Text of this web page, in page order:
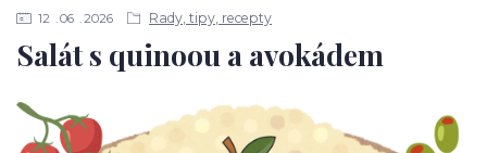
12 06 2026 Rady, tipy, recepty
Salát s quinoou a avokádem